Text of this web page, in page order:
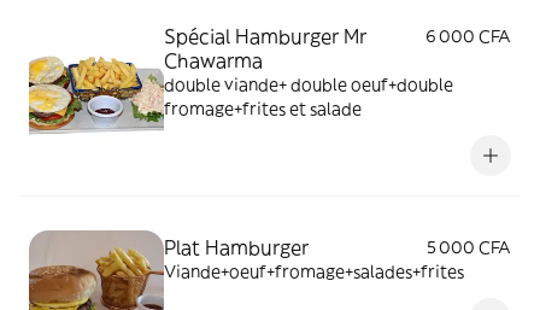
Spécial Hamburger Mr
Chawarma
6 000 CFA
double viande+ double oeuf+double
fromage+frites et salade
Plat Hamburger
5 000 CFA
Viande+oeuf+fromage+salades+frites